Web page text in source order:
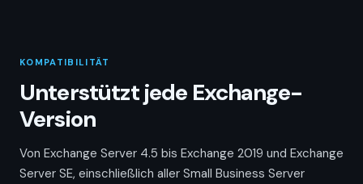
KOMPATIBILITÄT
Unterstützt jede Exchange-
Version
Von Exchange Server 4.5 bis Exchange 2019 und Exchange
Server SE, einschließlich aller Small Business Server